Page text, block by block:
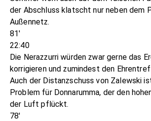
der Abschluss klatscht nur neben dem
Außennetz.
81'
22:40
Die Nerazzurri würden zwar gerne das
korrigieren und zumindest den
Auch der Distanzschuss von Zalewski
Problem für Donnarumma, der den
der Luft pflückt.
78'